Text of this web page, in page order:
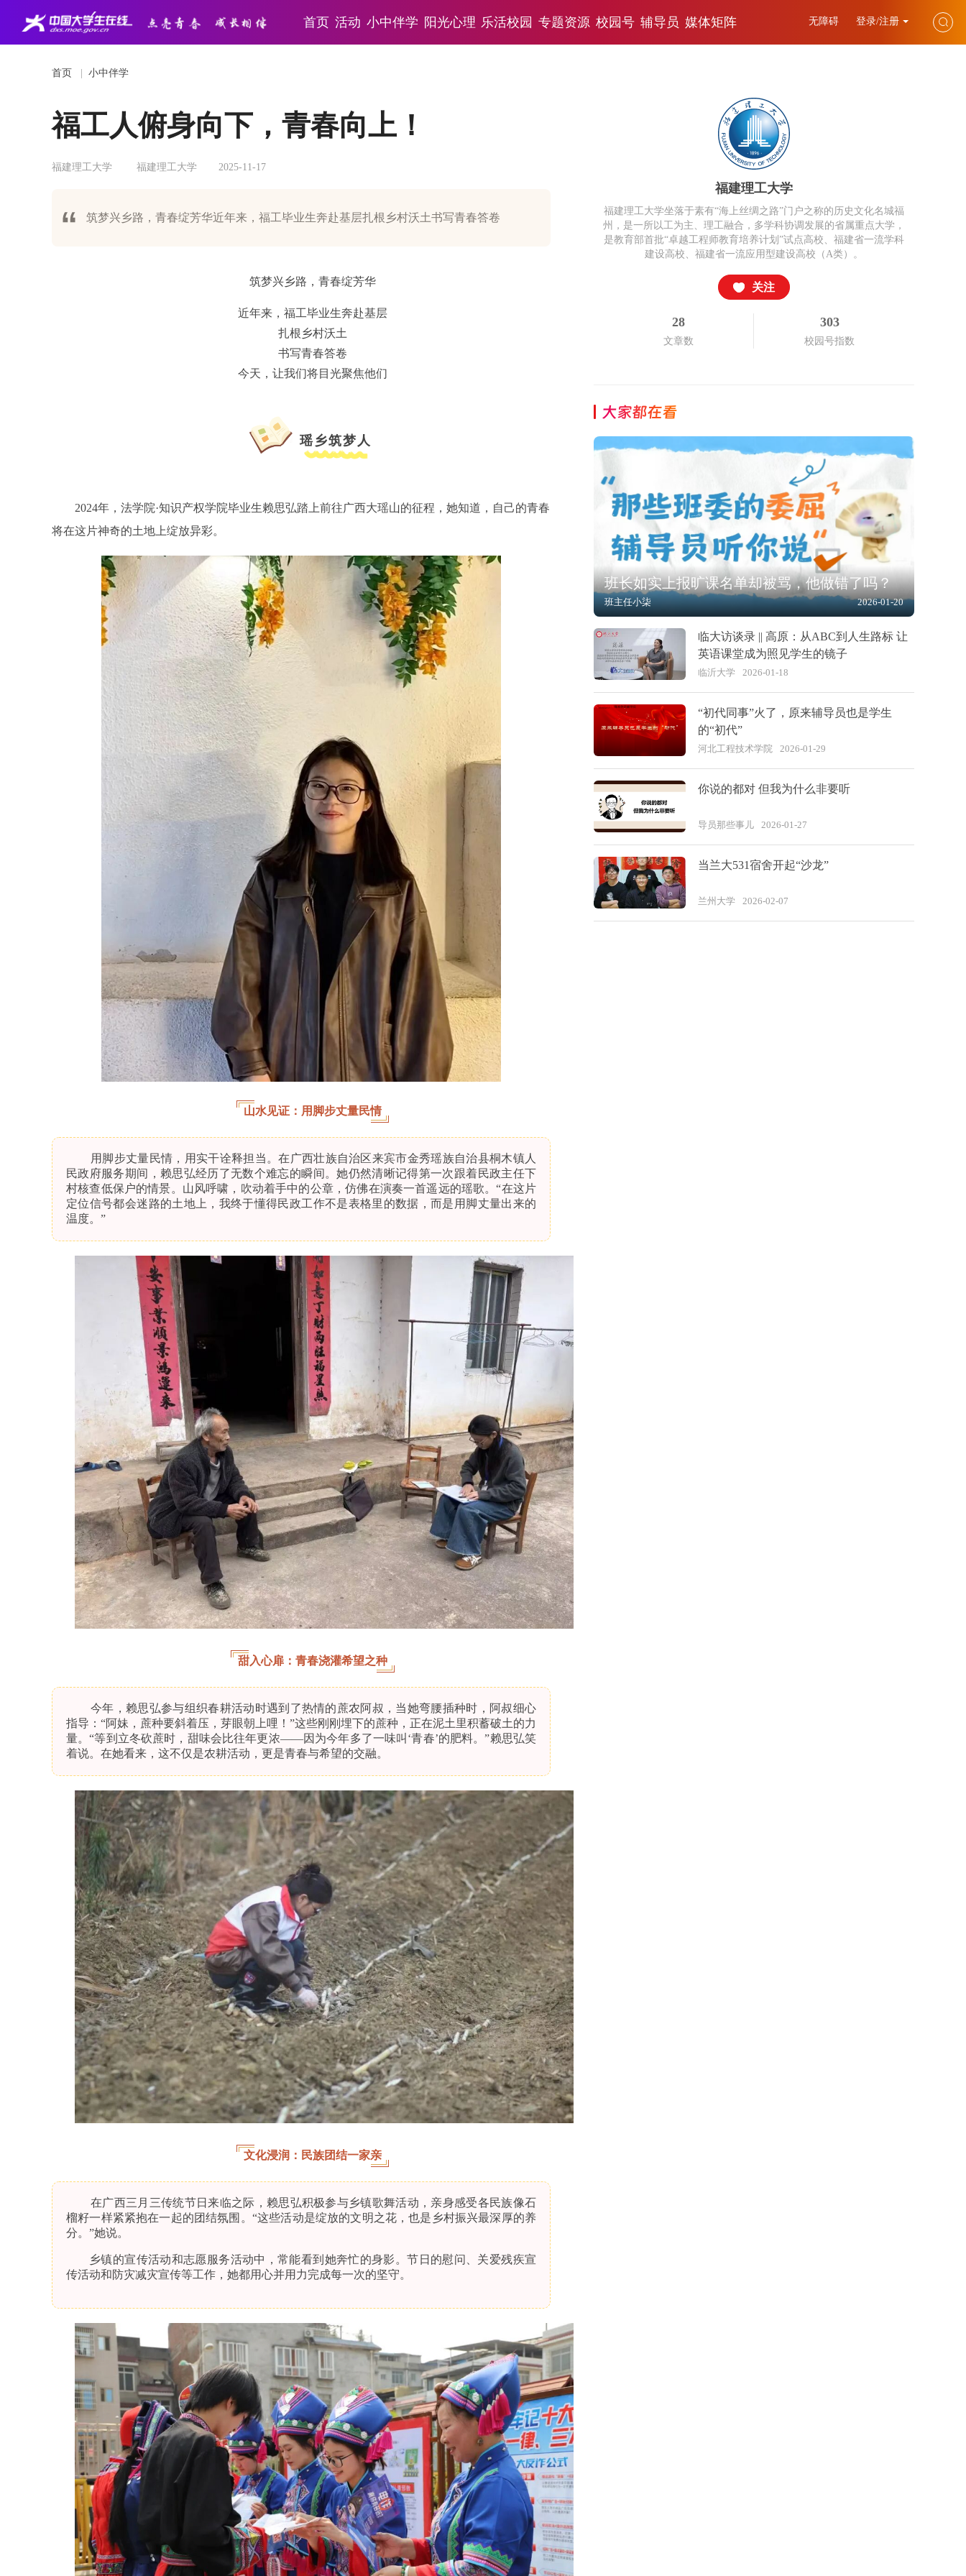
首页 活动 小中伴学 阳光心理 乐活校园 专题资源 校园号 辅导员 媒体矩阵 无障碍 登录/注册
首页 小中伴学
福工人俯身向下，青春向上！
福建理工大学 福建理工大学 2025-11-17
筑梦兴乡路，青春绽芳华近年来，福工毕业生奔赴基层扎根乡村沃土书写青春答卷
筑梦兴乡路，青春绽芳华
近年来，福工毕业生奔赴基层
扎根乡村沃土
书写青春答卷
今天，让我们将目光聚焦他们
瑶乡筑梦人
2024年，法学院·知识产权学院毕业生赖思弘踏上前往广西大瑶山的征程，她知道，自己的青春
将在这片神奇的土地上绽放异彩。
山水见证：用脚步丈量民情
用脚步丈量民情，用实干诠释担当。在广西壮族自治区来宾市金秀瑶族自治县桐木镇人
民政府服务期间，赖思弘经历了无数个难忘的瞬间。她仍然清晰记得第一次跟着民政主任下
村核查低保户的情景。山风呼啸，吹动着手中的公章，仿佛在演奏一首遥远的瑶歌。“在这片
定位信号都会迷路的土地上，我终于懂得民政工作不是表格里的数据，而是用脚丈量出来的
温度。”
甜入心扉：青春浇灌希望之种
今年，赖思弘参与组织春耕活动时遇到了热情的蔗农阿叔，当她弯腰插种时，阿叔细心
指导：“阿妹，蔗种要斜着压，芽眼朝上哩！”这些刚刚埋下的蔗种，正在泥土里积蓄破土的力
量。“等到立冬砍蔗时，甜味会比往年更浓——因为今年多了一味叫‘青春’的肥料。”赖思弘笑
着说。在她看来，这不仅是农耕活动，更是青春与希望的交融。
文化浸润：民族团结一家亲
在广西三月三传统节日来临之际，赖思弘积极参与乡镇歌舞活动，亲身感受各民族像石
榴籽一样紧紧抱在一起的团结氛围。“这些活动是绽放的文明之花，也是乡村振兴最深厚的养
分。”她说。
乡镇的宣传活动和志愿服务活动中，常能看到她奔忙的身影。节日的慰问、关爱残疾宣
传活动和防灾减灾宣传等工作，她都用心并用力完成每一次的坚守。
福建理工大学
福建理工大学坐落于素有“海上丝绸之路”门户之称的历史文化名城福
州，是一所以工为主、理工融合，多学科协调发展的省属重点大学，
是教育部首批“卓越工程师教育培养计划”试点高校、福建省一流学科
建设高校、福建省一流应用型建设高校（A类）。
关注
28
文章数
303
校园号指数
大家都在看
班长如实上报旷课名单却被骂，他做错了吗？
班主任小柒 2026-01-20
临大访谈录 || 高原：从ABC到人生路标 让
英语课堂成为照见学生的镜子
临沂大学 2026-01-18
“初代同事”火了，原来辅导员也是学生
的“初代”
河北工程技术学院 2026-01-29
你说的都对 但我为什么非要听
导员那些事儿 2026-01-27
当兰大531宿舍开起“沙龙”
兰州大学 2026-02-07